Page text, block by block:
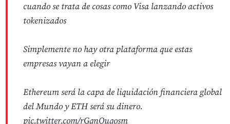
cuando se trata de cosas como Visa lanzando activos
tokenizados
Simplemente no hay otra plataforma que estas
empresas vayan a elegir
Ethereum será la capa de liquidación financiera global
del Mundo y ETH será su dinero.
pic.twitter.com/rGqnOuqosm